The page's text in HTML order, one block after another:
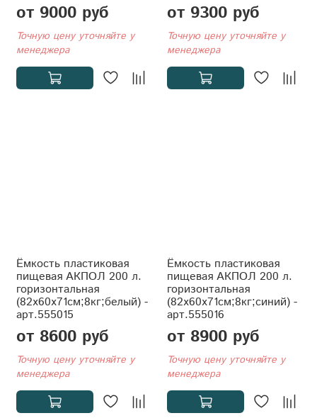
от 9000 руб
Точную цену уточняйте у
менеджера
от 9300 руб
Точную цену уточняйте у
менеджера
Ёмкость пластиковая
пищевая АКПОЛ 200 л.
горизонтальная
(82x60x71см;8кг;белый) -
арт.555015
от 8600 руб
Точную цену уточняйте у
менеджера
Ёмкость пластиковая
пищевая АКПОЛ 200 л.
горизонтальная
(82x60x71см;8кг;синий) -
арт.555016
от 8900 руб
Точную цену уточняйте у
менеджера